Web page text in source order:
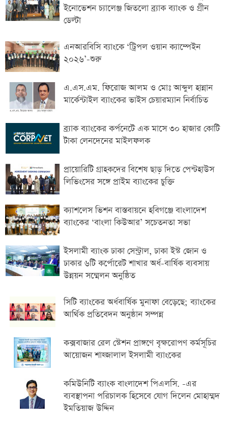
ইনোভেশন চ্যালেঞ্জ জিতলো ব্র্যাক ব্যাংক ও গ্রীন
ডেল্টা
এনআরবিসি ব্যাংকে ‘ট্রিপল ওয়ান ক্যাম্পেইন
২০২৬’-শুরু
এ.এস.এম. ফিরোজ আলম ও মোঃ আব্দুল হান্নান
মার্কেন্টাইল ব্যাংকের ভাইস চেয়ারম্যান নির্বাচিত
ব্র্যাক ব্যাংকের কর্পনেটে এক মাসে ৩০ হাজার কোটি
টাকা লেনদেনের মাইলফলক
প্রায়োরিটি গ্রাহকদের বিশেষ ছাড় দিতে পেন্টহাউস
লিভিংসের সঙ্গে প্রাইম ব্যাংকের চুক্তি
ক্যাশলেস ভিশন বাস্তবায়নে হবিগঞ্জে বাংলাদেশ
ব্যাংকের ‘বাংলা কিউআর’ সচেতনতা সভা
ইসলামী ব্যাংক ঢাকা সেন্ট্রাল, ঢাকা ইস্ট জোন ও
ঢাকার ৬টি কর্পোরেট শাখার অর্ধ-বার্ষিক ব্যবসায়
উন্নয়ন সম্মেলন অনুষ্ঠিত
সিটি ব্যাংকের অর্ধবার্ষিক মুনাফা বেড়েছে; ব্যাংকের
আর্থিক প্রতিবেদন অনুষ্ঠান সম্পন্ন
কক্সবাজার রেল স্টেশন প্রাঙ্গণে বৃক্ষরোপণ কর্মসূচির
আয়োজন শাহ্জালাল ইসলামী ব্যাংকের
কমিউনিটি ব্যাংক বাংলাদেশ পিএলসি. -এর
ব্যবস্থাপনা পরিচালক হিসেবে যোগ দিলেন মোহাম্মদ
ইমতিয়াজ উদ্দিন